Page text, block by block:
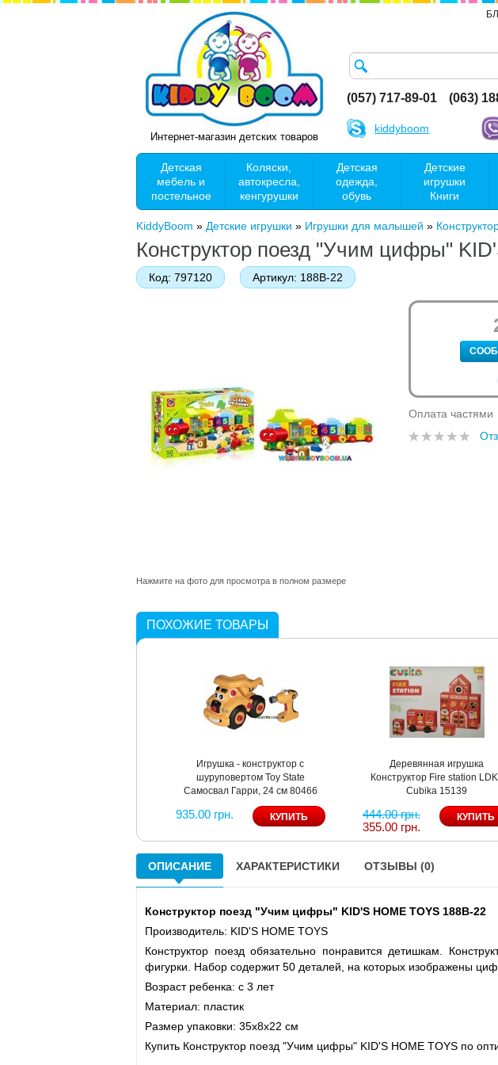
Интернет-магазин детских товаров
(057) 717-89-01 (063)
kiddyboom
Детская
мебель и
постельное
Коляски,
автокресла,
кенгурушки
Детская
одежда,
обувь
Детские
игрушки
Книги
KiddyBoom » Детские игрушки » Игрушки для малышей »
Конструктор поезд "Учим цифры"
Код: 797120 Артикул: 188B-22
Нажмите на фото для просмотра в полном размере
Оплата частями
ПОХОЖИЕ ТОВАРЫ
Игрушка - конструктор с
шуруповертом Toy State
Самосвал Гарри, 24 см 80466
935.00 грн.
Деревянная игрушка
Конструктор Fire station
Cubika 15139
444.00 грн.
355.00 грн.
ОПИСАНИЕ ХАРАКТЕРИСТИКИ ОТЗЫВЫ (0)
Конструктор поезд "Учим цифры" KID'S HOME TOYS 188B-22
Производитель: KID'S HOME TOYS
Конструктор поезд обязательно понравится детишкам.
фигурки. Набор содержит 50 деталей, на которых изображены
Возраст ребенка: с 3 лет
Материал: пластик
Размер упаковки: 35x8x22 см
Купить Конструктор поезд "Учим цифры" KID'S HOME TOYS по